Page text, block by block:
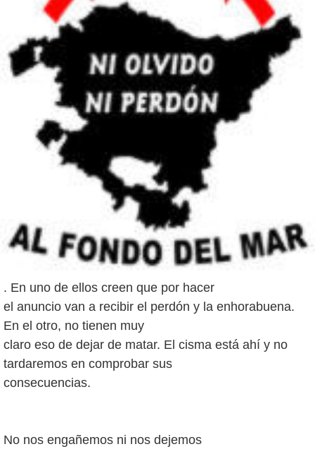
. En uno de ellos creen que por hacer
el anuncio van a recibir el perdón y la enhorabuena.
En el otro, no tienen muy
claro eso de dejar de matar. El cisma está ahí y no
tardaremos en comprobar sus
consecuencias.
No nos engañemos ni nos dejemos